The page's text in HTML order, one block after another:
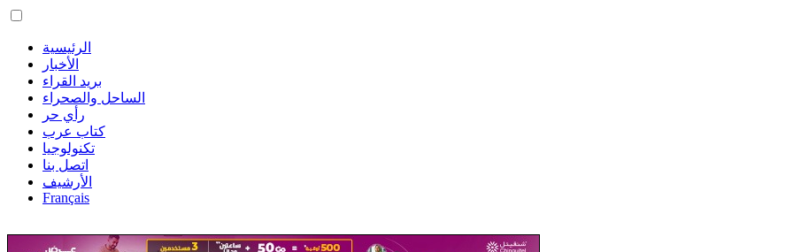
الرئيسية
الأخبار
بريد القراء
الساحل والصحراء
رأي حر
كتاب عرب
تكنولوجيا
اتصل بنا
الأرشيف
Français